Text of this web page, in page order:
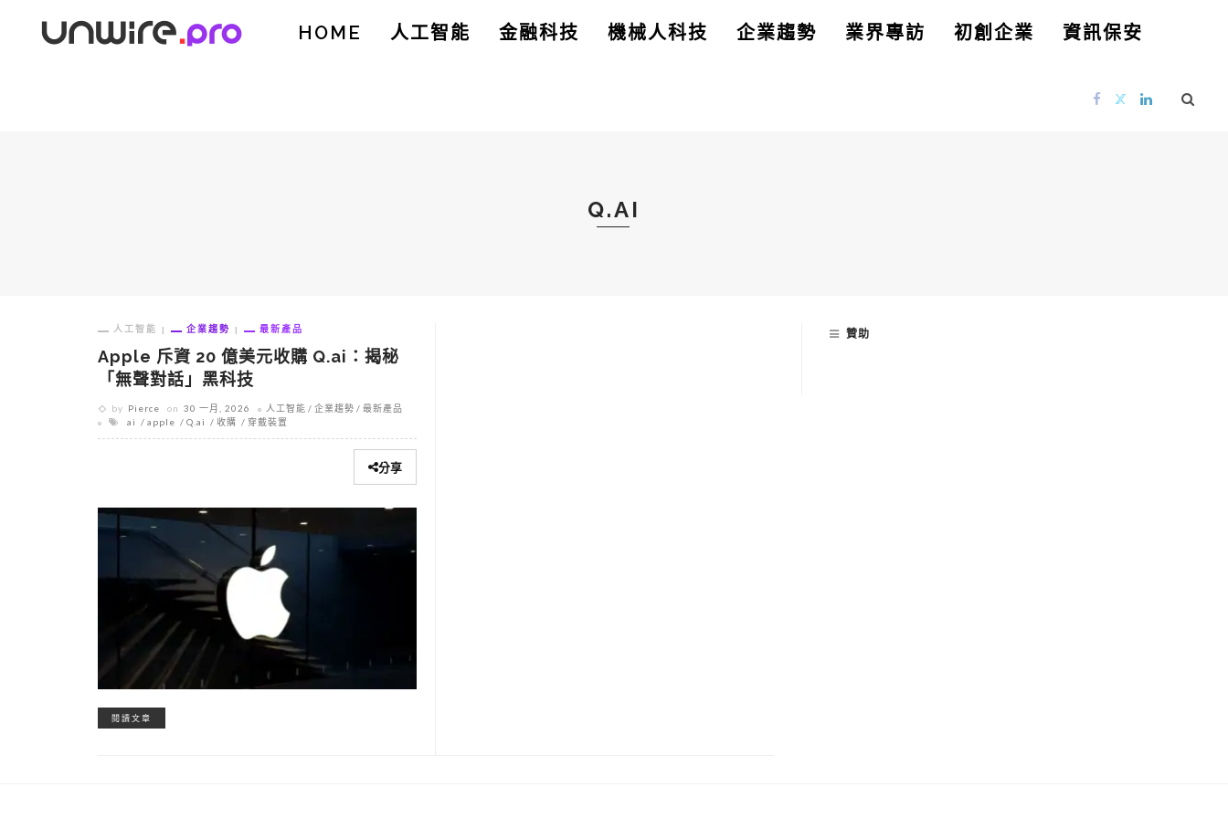
HOME 人工智能 金融科技 機械人科技 企業趨勢 業界專訪 初創企業 資訊保安
Q.AI
人工智能 企業趨勢 最新產品
Apple 斥資 20 億美元收購 Q.ai：揭秘
「無聲對話」黑科技
by Pierce on 30 一月, 2026 人工智能 企業趨勢
最新產品
ai
apple Q.ai 收購 穿戴裝置
分享
閱讀文章
贊助